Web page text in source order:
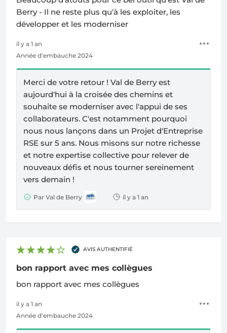
Berry - Il ne reste plus qu'à les exploiter, les
développer et les moderniser
il y a 1 an
Année d'embauche 2024
Merci de votre retour ! Val de Berry est
aujourd'hui à la croisée des chemins et
souhaite se moderniser avec l'appui de ses
collaborateurs. C'est notamment pourquoi
nous nous lançons dans un Projet d'Entreprise
RSE sur 5 ans. Nous misons sur notre richesse
et notre expertise collective pour relever de
nouveaux défis et nous tourner sereinement
vers demain !
Par Val de Berry il y a 1 an
AVIS AUTHENTIFIÉ
bon rapport avec mes collègues
bon rapport avec mes collègues
il y a 1 an
Année d'embauche 2024